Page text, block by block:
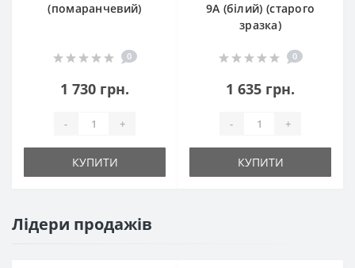
(помаранчевий)
0
1 730 грн.
- +
КУПИТИ
9A (білий) (старого
зразка)
0
1 635 грн.
- +
КУПИТИ
Лідери продажів